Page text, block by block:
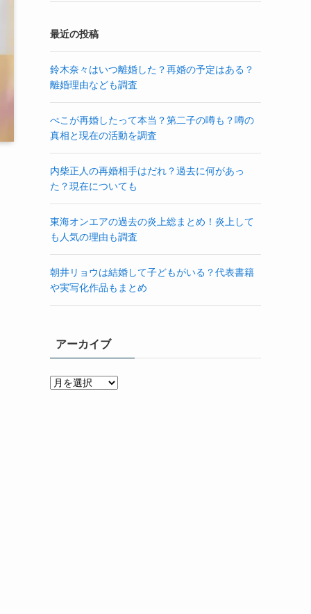
最近の投稿
鈴木奈々はいつ離婚した？再婚の予定はある？
離婚理由なども調査
ぺこが再婚したって本当？第二子の噂も？噂の
真相と現在の活動を調査
内柴正人の再婚相手はだれ？過去に何があっ
た？現在についても
東海オンエアの過去の炎上総まとめ！炎上して
も人気の理由も調査
朝井リョウは結婚して子どもがいる？代表書籍
や実写化作品もまとめ
アーカイブ
ア